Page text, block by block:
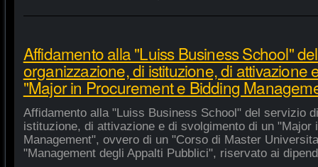
Affidamento alla "Luiss Business School"
organizzazione, di istituzione, di attivazione
"Major in Procurement e Bidding
Affidamento alla "Luiss Business School" del servizio
istituzione, di attivazione e di svolgimento di un "Major
Management", ovvero di un "Corso di Master
"Management degli Appalti Pubblici", riservato ai